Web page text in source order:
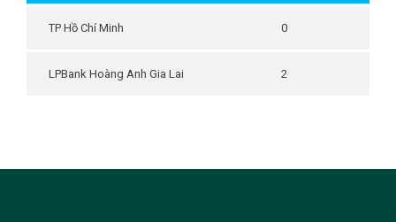
TP Hồ Chí Minh 0
LPBank Hoàng Anh Gia Lai 2